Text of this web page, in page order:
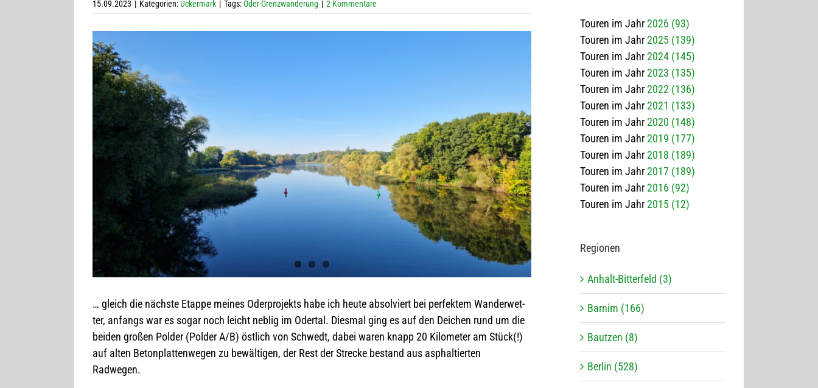
15.09.2023 | Kategorien:Uckermark | Tags:Oder-Grenzwanderung | 2 Kommentare
Zeige
grösseres
Bild
… gleich die nächste Etappe mei­nes Oder­pro­jekts habe ich heute absol­viert bei per­fek­tem Wan­der­wet­
ter, anfangs war es sogar noch leicht neb­lig im Oder­tal. Dies­mal ging es auf den Dei­chen rund um die
bei­den gro­ßen Pol­der (Pol­der A/B) öst­lich von Schwedt, dabei waren knapp 20 Kilo­me­ter am Stück(!)
auf alten Beton­plat­ten­we­gen zu bewäl­ti­gen, der Rest der Stre­cke bestand aus asphal­tier­ten
Radwegen.
Touren im Jahr2026 (93)
Touren im Jahr2025 (139)
Touren im Jahr2024 (145)
Touren im Jahr2023 (135)
Touren im Jahr2022 (136)
Touren im Jahr2021 (133)
Touren im Jahr2020 (148)
Touren im Jahr2019 (177)
Touren im Jahr2018 (189)
Touren im Jahr2017 (189)
Touren im Jahr2016 (92)
Touren im Jahr2015 (12)
Regio­nen
Anhalt-Bitterfeld (3)
Barnim (166)
Bautzen (8)
Berlin (528)